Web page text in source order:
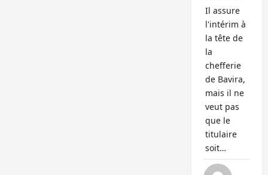
Il assure
l'intérim à
la tête de
la
chefferie
de Bavira,
mais il ne
veut pas
que le
titulaire
soit…